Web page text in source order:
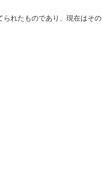
られたものであり、現在はその